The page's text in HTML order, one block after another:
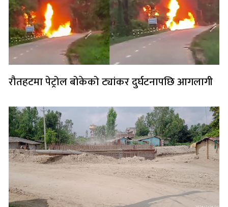
रौतहटमा पेट्रोल बोकेको ट्यांकर दुर्घटनापछि आगलागी